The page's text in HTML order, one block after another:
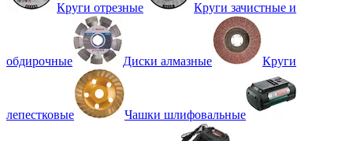
Круги отрезные Круги зачистные и
обдирочные Диски алмазные Круги
лепестковые Чашки шлифовальные